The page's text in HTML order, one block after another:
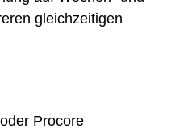
gleichzeitigen
Procore